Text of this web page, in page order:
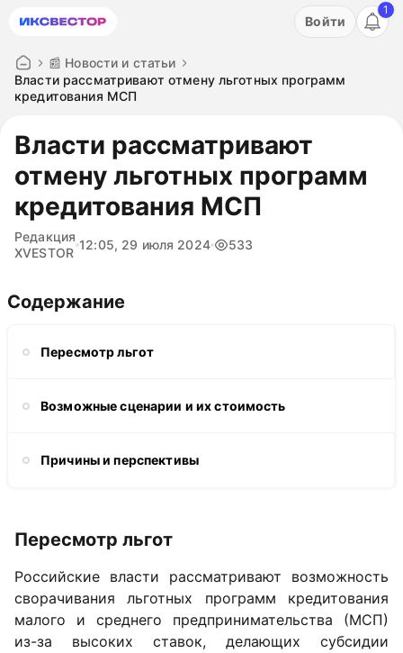
Акция: бесплатный пробный период на 3 дня!
Войти
1
📰 Новости и статьи
Власти рассматривают отмену льготных программ
кредитования МСП
Власти рассматривают
отмену льготных программ
кредитования МСП
Редакция
XVESTOR
12:05, 29 июля 2024 533
Содержание
Пересмотр льгот
Возможные сценарии и их стоимость
Причины и перспективы
Пересмотр льгот
Российские власти рассматривают возможность
сворачивания льготных программ кредитования
малого и среднего предпринимательства (МСП)
из-за высоких ставок, делающих субсидии